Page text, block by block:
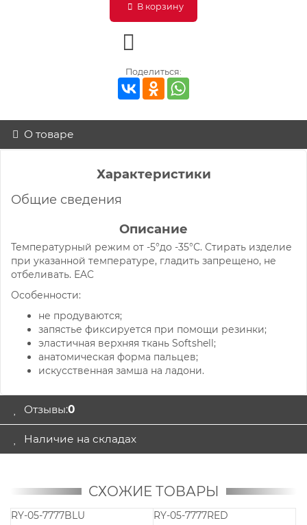
В корзину
Поделиться:
О товаре
Характеристики
Общие сведения
Описание
Температурный режим от -5°до -35°С. Стирать изделие
при указанной температуре, гладить запрещено, не
отбеливать. EAC
Особенности:
не продуваются;
запястье фиксируется при помощи резинки;
эластичная верхняя ткань Softshell;
анатомическая форма пальцев;
искусственная замша на ладони.
Отзывы:0
Наличие на складах
СХОЖИЕ ТОВАРЫ
RY-05-7777BLU RY-05-7777RED